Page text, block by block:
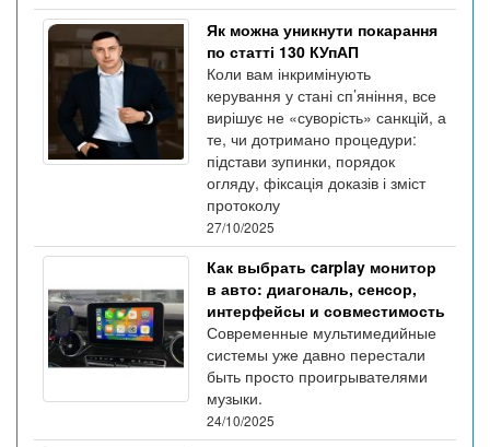
Як можна уникнути покарання
по статті 130 КУпАП
Коли вам інкримінують
керування у стані сп’яніння, все
вирішує не «суворість» санкцій, а
те, чи дотримано процедури:
підстави зупинки, порядок
огляду, фіксація доказів і зміст
протоколу
27/10/2025
Как выбрать carplay монитор
в авто: диагональ, сенсор,
интерфейсы и совместимость
Современные мультимедийные
системы уже давно перестали
быть просто проигрывателями
музыки.
24/10/2025